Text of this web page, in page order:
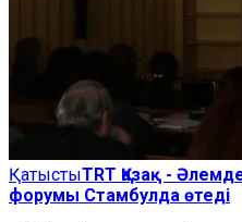
ҚатыстыTRT Қазақ -
форумы Стамбулда өтеді